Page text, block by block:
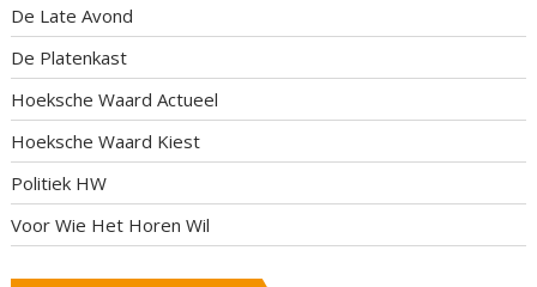
De Late Avond
De Platenkast
Hoeksche Waard Actueel
Hoeksche Waard Kiest
Politiek HW
Voor Wie Het Horen Wil